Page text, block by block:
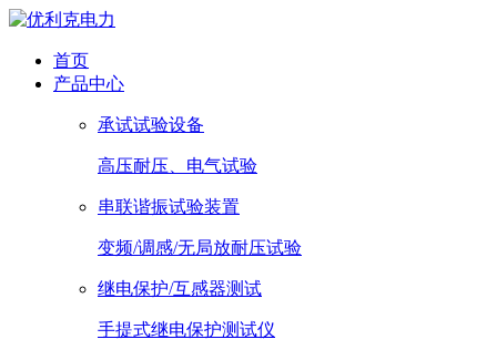
首页
产品中心
承试试验设备
高压耐压、电气试验
串联谐振试验装置
变频/调感/无局放耐压试验
继电保护/互感器测试
手提式继电保护测试仪